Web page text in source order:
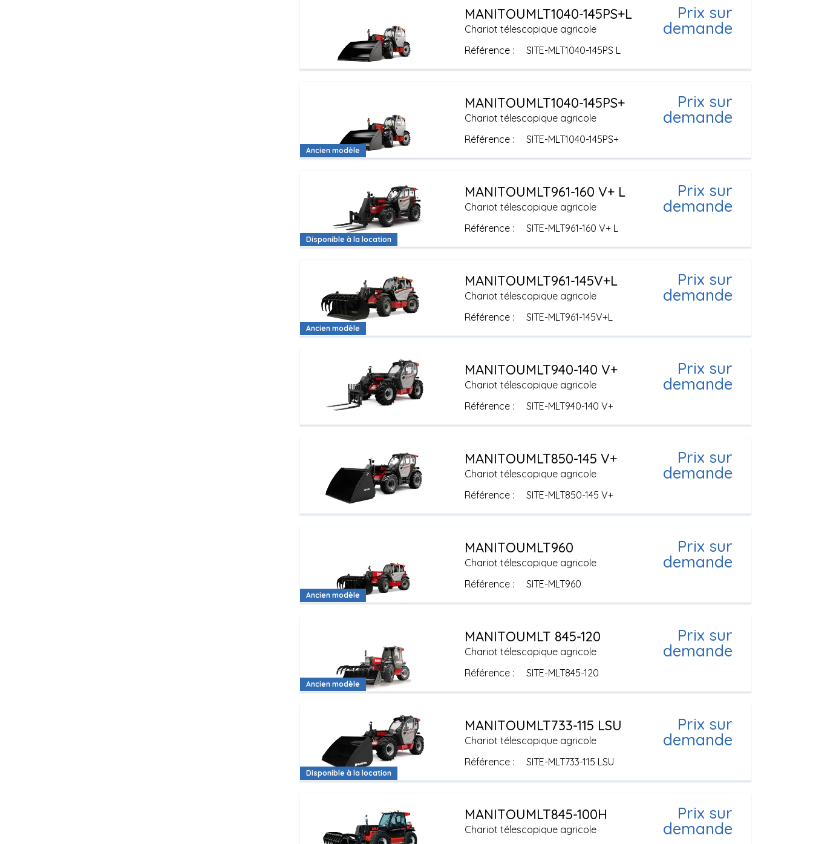
Chariot télescopique agricole
MANITOUMLT1040-145PS+L
Référence SITE-MLT1040-145PS L
Prix sur
demande
Ancien modèle
Chariot télescopique agricole
MANITOUMLT1040-145PS+
Référence SITE-MLT1040-145PS+
Prix sur
demande
Disponible à la location
Chariot télescopique agricole
MANITOUMLT961-160 V+ L
Référence SITE-MLT961-160 V+ L
Prix sur
demande
Ancien modèle
Chariot télescopique agricole
MANITOUMLT961-145V+L
Référence SITE-MLT961-145V+L
Prix sur
demande
Chariot télescopique agricole
MANITOUMLT940-140 V+
Référence SITE-MLT940-140 V+
Prix sur
demande
Chariot télescopique agricole
MANITOUMLT850-145 V+
Référence SITE-MLT850-145 V+
Prix sur
demande
Ancien modèle
Chariot télescopique agricole
MANITOUMLT960
Référence SITE-MLT960
Prix sur
demande
Ancien modèle
Chariot télescopique agricole
MANITOUMLT 845-120
Référence SITE-MLT845-120
Prix sur
demande
Disponible à la location
Chariot télescopique agricole
MANITOUMLT733-115 LSU
Référence SITE-MLT733-115 LSU
Prix sur
demande
Chariot télescopique agricole
MANITOUMLT845-100H Prix sur
demande